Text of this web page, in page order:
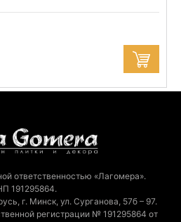
ответственностью «Лагомера».
191295864.
г. Минск, ул. Сурганова, 57б – 97.
регистрации № 191295864 от